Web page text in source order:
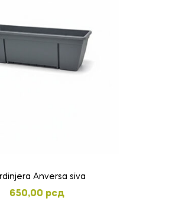
Anversa siva
650,00 рсд